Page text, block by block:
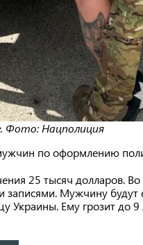
Фото: Нацполиция
по оформлению
25 тысяч долларов.
записями. Мужчину будут
Украины. Ему грозит до